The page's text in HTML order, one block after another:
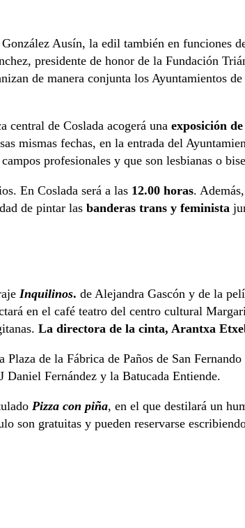
Ausín, la edil también en funciones
presidente de honor de la Fundación
de manera conjunta los Ayuntamientos
central de Coslada acogerá una exposición
mismas fechas, en la entrada del
profesionales y que son lesbianas o
En Coslada será a las 12.00 horas.
de pintar las banderas trans y feminista
Inquilinos. de Alejandra Gascón y de la
en el café teatro del centro cultural
La directora de la cinta, Arantxa
Plaza de la Fábrica de Paños de San
Fernández y la Batucada Entiende.
Pizza con piña, en el que destilará un
son gratuitas y pueden reservarse